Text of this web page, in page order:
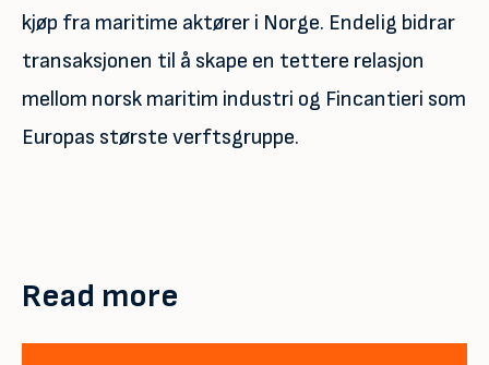
kjøp fra maritime aktører i Norge. Endelig bidrar
transaksjonen til å skape en tettere relasjon
mellom norsk maritim industri og Fincantieri som
Europas største verftsgruppe.
Read more